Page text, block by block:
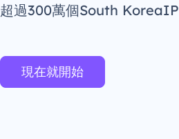
超過300萬個South KoreaIP
現在就開始